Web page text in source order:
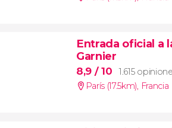
Entrada oficial a
Garnier
8,9 / 10
1.615
París (17.5km), Francia